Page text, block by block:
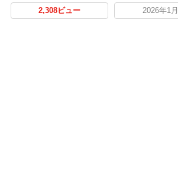
2,308ビュー 2026年1